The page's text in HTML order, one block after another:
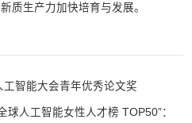
质生产力加快培育与发展。
智能大会青年优秀论文奖
球人工智能女性人才榜 TOP50”：